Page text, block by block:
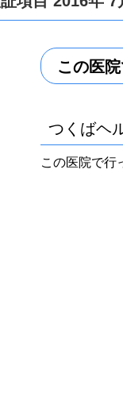
この医
つくばヘ
この医院で行